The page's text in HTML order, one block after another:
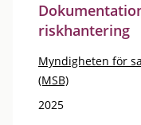
riskhantering
Myndigheten för
(MSB)
2025